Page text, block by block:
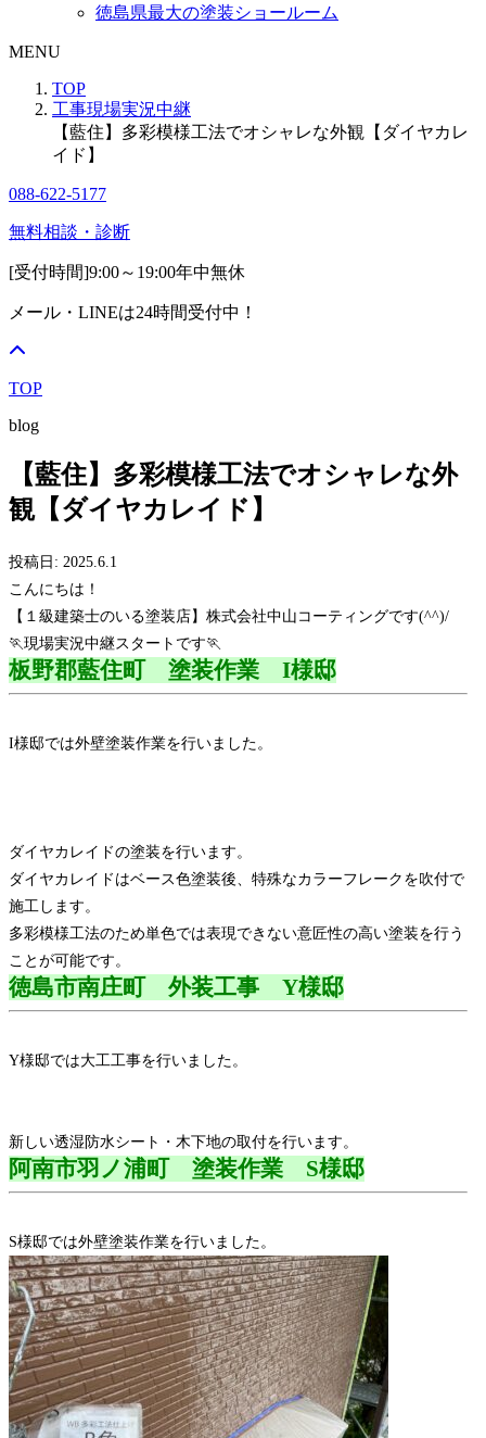
徳島県最大の塗装ショールーム
MENU
TOP
工事現場実況中継
【藍住】多彩模様工法でオシャレな外観【ダイヤカレ
イド】
088-622-5177
無料相談・診断
[受付時間]9:00～19:00年中無休
メール・LINEは24時間受付中！
TOP
blog
【藍住】多彩模様工法でオシャレな外
観【ダイヤカレイド】
投稿日: 2025.6.1
こんにちは！
【１級建築士のいる塗装店】株式会社中山コーティングです(^^)/
🏃現場実況中継スタートです🏃
板野郡藍住町 塗装作業 I様邸
I様邸では外壁塗装作業を行いました。
ダイヤカレイドの塗装を行います。
ダイヤカレイドはベース色塗装後、特殊なカラーフレークを吹付で
施工します。
多彩模様工法のため単色では表現できない意匠性の高い塗装を行う
ことが可能です。
徳島市南庄町 外装工事 Y様邸
Y様邸では大工工事を行いました。
新しい透湿防水シート・木下地の取付を行います。
阿南市羽ノ浦町 塗装作業 S様邸
S様邸では外壁塗装作業を行いました。